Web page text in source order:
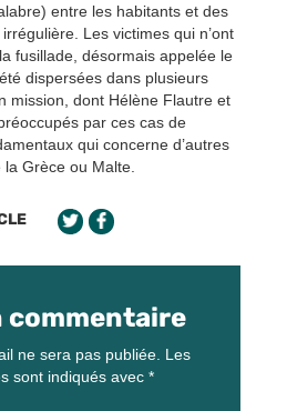
entre les habitants et des
Les victimes qui n’ont
fusillade, désormais appelée le
dispersées dans plusieurs
mission, dont Hélène Flautre et
par ces cas de
qui concerne d’autres
Grèce ou Malte.
commentaire
ne sera pas publiée. Les
sont indiqués avec *